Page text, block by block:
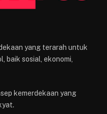
yang terarah untuk
baik sosial, ekonomi,
kemerdekaan yang